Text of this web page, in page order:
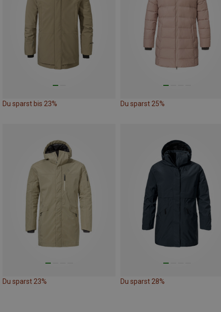
Du sparst bis 23% Du sparst 25%
Du sparst 23% Du sparst 28%